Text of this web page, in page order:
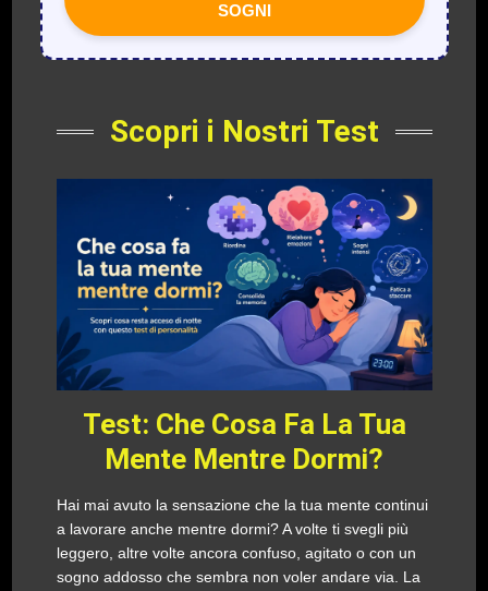
SOGNI
Scopri i Nostri Test
Test: Che Cosa Fa La Tua
Mente Mentre Dormi?
Hai mai avuto la sensazione che la tua mente continui
a lavorare anche mentre dormi? A volte ti svegli più
leggero, altre volte ancora confuso, agitato o con un
sogno addosso che sembra non voler andare via. La